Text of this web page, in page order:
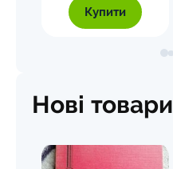
Купити
Нові товари